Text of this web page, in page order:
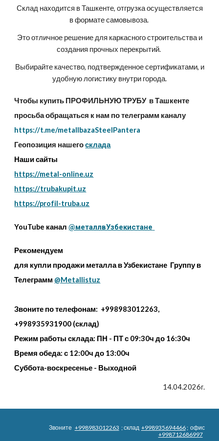
Склад находится в Ташкенте, отгрузка осуществляется
в формате самовывоза.
Это отличное решение для каркасного строительства и
создания прочных перекрытий.
Выбирайте качество, подтвержденное сертификатами, и
удобную логистику внутри города.
Чтобы купить ПРОФИЛЬНУЮ ТРУБУ в Ташкенте
просьба обращаться к нам по телеграмм каналу
https://t.me/metallbazaSteelPantera
Геопозиция нашего склада
Наши сайты
https://metal-online.uz
https://trubakupit.uz
https://profil-truba.uz
YouTube канал @металлвУзбекистане
Рекомендуем
для купли продажи металла в Узбекистане Группу в
Телеграмм @Metallistuz
Звоните по телефонам: +998983012263,
+998935931900 (склад)
Режим работы склада: ПН - ПТ с 09:30ч до 16:30ч
Время обеда: с 12:00ч до 13:00ч
Суббота-воскресенье - Выходной
14.04.2026г.
Звоните +998983012263 ; склад +998935694466; офис
+998712686997